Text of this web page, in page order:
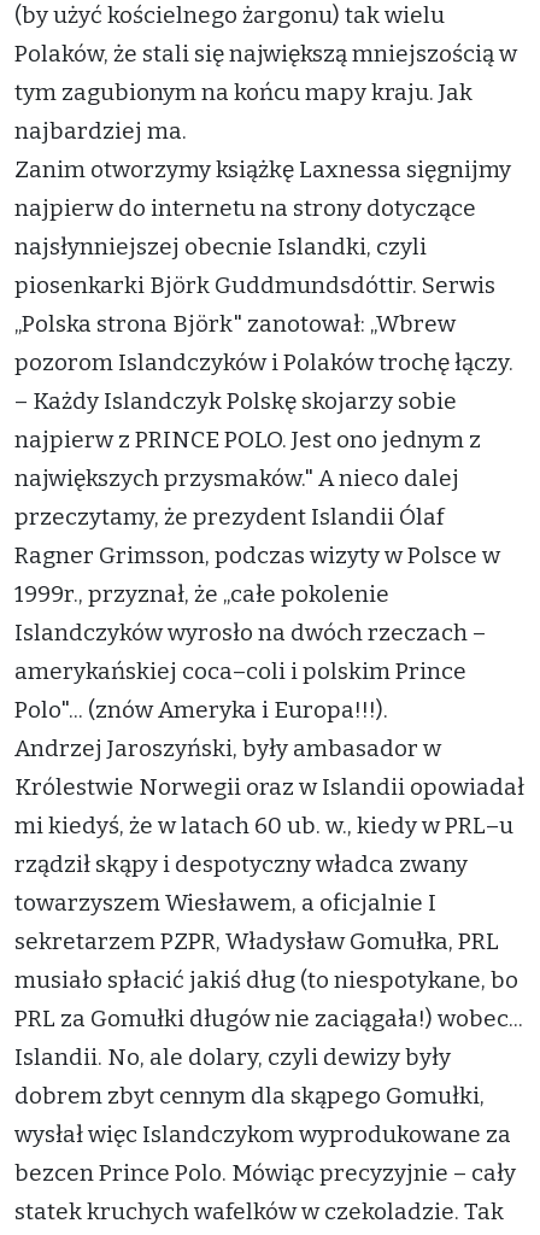
(by użyć kościelnego żargonu) tak wielu
Polaków, że stali się największą mniejszością w
tym zagubionym na końcu mapy kraju. Jak
najbardziej ma.
Zanim otworzymy książkę Laxnessa sięgnijmy
najpierw do internetu na strony dotyczące
najsłynniejszej obecnie Islandki, czyli
piosenkarki Björk Guddmundsdóttir. Serwis
„Polska strona Björk" zanotował: „Wbrew
pozorom Islandczyków i Polaków trochę łączy.
– Każdy Islandczyk Polskę skojarzy sobie
najpierw z PRINCE POLO. Jest ono jednym z
największych przysmaków." A nieco dalej
przeczytamy, że prezydent Islandii Ólaf
Ragner Grimsson, podczas wizyty w Polsce w
1999r., przyznał, że „całe pokolenie
Islandczyków wyrosło na dwóch rzeczach –
amerykańskiej coca–coli i polskim Prince
Polo"... (znów Ameryka i Europa!!!).
Andrzej Jaroszyński, były ambasador w
Królestwie Norwegii oraz w Islandii opowiadał
mi kiedyś, że w latach 60 ub. w., kiedy w PRL–u
rządził skąpy i despotyczny władca zwany
towarzyszem Wiesławem, a oficjalnie I
sekretarzem PZPR, Władysław Gomułka, PRL
musiało spłacić jakiś dług (to niespotykane, bo
PRL za Gomułki długów nie zaciągała!) wobec...
Islandii. No, ale dolary, czyli dewizy były
dobrem zbyt cennym dla skąpego Gomułki,
wysłał więc Islandczykom wyprodukowane za
bezcen Prince Polo. Mówiąc precyzyjnie – cały
statek kruchych wafelków w czekoladzie. Tak